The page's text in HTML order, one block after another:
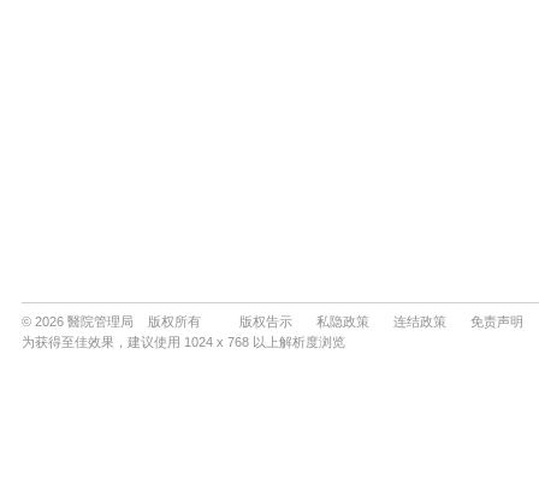
© 2026 醫院管理局 版权所有 版权告示 私隐政策 连结政策
免责声明
为获得至佳效果，建议使用 1024 x 768 以上解析度浏览